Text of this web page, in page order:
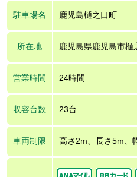
駐車場名 鹿児島樋之口町
所在地 鹿児島県鹿児島市樋
営業時間 24時間
収容台数 23台
車両制限 高さ2m、長さ5m、